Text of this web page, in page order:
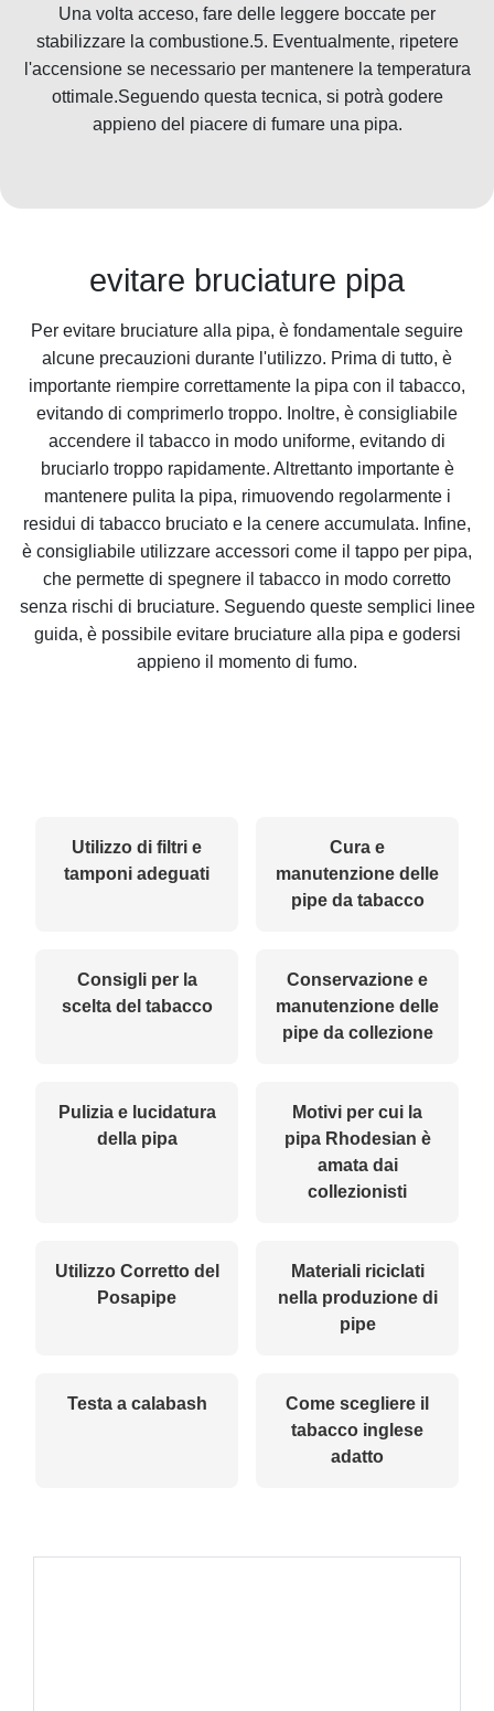
Una volta acceso, fare delle leggere boccate per
stabilizzare la combustione.5. Eventualmente, ripetere
l'accensione se necessario per mantenere la temperatura
ottimale.Seguendo questa tecnica, si potrà godere
appieno del piacere di fumare una pipa.
evitare bruciature pipa
Per evitare bruciature alla pipa, è fondamentale seguire
alcune precauzioni durante l'utilizzo. Prima di tutto, è
importante riempire correttamente la pipa con il tabacco,
evitando di comprimerlo troppo. Inoltre, è consigliabile
accendere il tabacco in modo uniforme, evitando di
bruciarlo troppo rapidamente. Altrettanto importante è
mantenere pulita la pipa, rimuovendo regolarmente i
residui di tabacco bruciato e la cenere accumulata. Infine,
è consigliabile utilizzare accessori come il tappo per pipa,
che permette di spegnere il tabacco in modo corretto
senza rischi di bruciature. Seguendo queste semplici linee
guida, è possibile evitare bruciature alla pipa e godersi
appieno il momento di fumo.
Utilizzo di filtri e
tamponi adeguati
Cura e
manutenzione delle
pipe da tabacco
Consigli per la
scelta del tabacco
Conservazione e
manutenzione delle
pipe da collezione
Pulizia e lucidatura
della pipa
Motivi per cui la
pipa Rhodesian è
amata dai
collezionisti
Utilizzo Corretto del
Posapipe
Materiali riciclati
nella produzione di
pipe
Testa a calabash
Come scegliere il
tabacco inglese
adatto